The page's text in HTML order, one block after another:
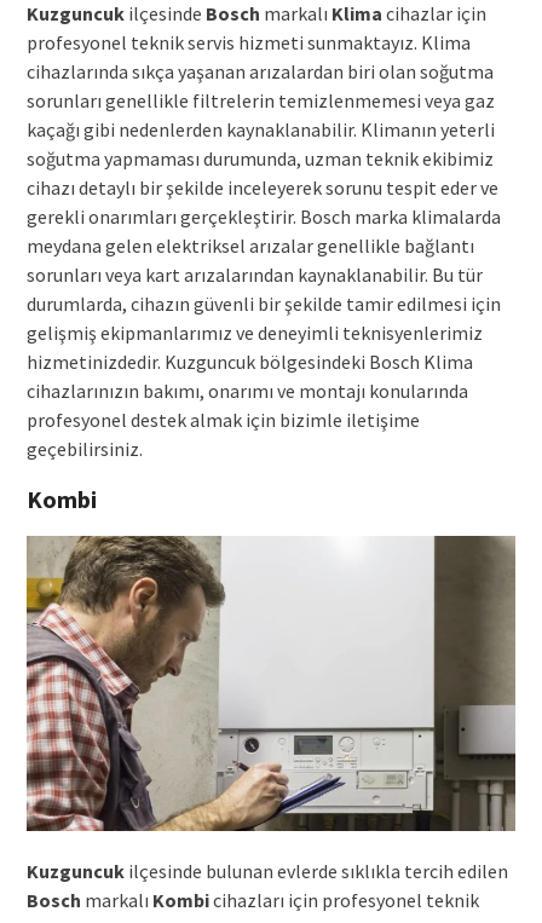
Kuzguncukilçesinde Bosch markalı Klima cihazlar için
profesyonel teknik servis hizmeti sunmaktayız. Klima
cihazlarında sıkça yaşanan arızalardan biri olan soğutma
sorunları genellikle filtrelerin temizlenmemesi veya gaz
kaçağı gibi nedenlerden kaynaklanabilir. Klimanın yeterli
soğutma yapmaması durumunda, uzman teknik ekibimiz
cihazı detaylı bir şekilde inceleyerek sorunu tespit eder ve
gerekli onarımları gerçekleştirir. Bosch marka klimalarda
meydana gelen elektriksel arızalar genellikle bağlantı
sorunları veya kart arızalarından kaynaklanabilir. Bu tür
durumlarda, cihazın güvenli bir şekilde tamir edilmesi için
gelişmiş ekipmanlarımız ve deneyimli teknisyenlerimiz
hizmetinizdedir. Kuzguncuk bölgesindeki Bosch Klima
cihazlarınızın bakımı, onarımı ve montajı konularında
profesyonel destek almak için bizimle iletişime
geçebilirsiniz.
Kombi
Kuzguncukilçesinde bulunan evlerde sıklıkla tercih edilen
Bosch markalı Kombicihazları için profesyonel teknik